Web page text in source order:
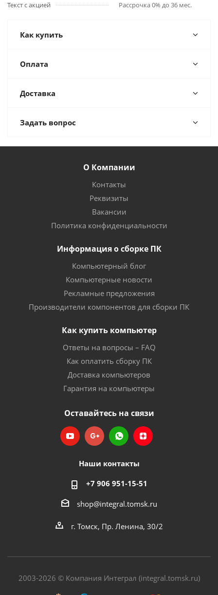
Текст с акцией Рассрочка 0% до 36 мес.
Как купить
Оплата
Доставка
Задать вопрос
О Компании
Контакты
Реквизиты
Вакансии
Политика конфиденциальности
Информация о сборке ПК
Компьютерный блог
Компьютерные новости
Рекламные предложения
Производители компонентов для сборки ПК
Как купить компьютер
Ответы на вопросы – FAQ
Как оплатить сборку ПК
Доставка компьютеров
Гарантия на компьютеры
Оставайтесь на связи
Наши контакты
+7 906 951-15-51
shop@integral.tomsk.ru
г. Томск, Пр. Ленина, 30/2
2003-2026 © Компания Интеграл (integral.tomsk.ru)